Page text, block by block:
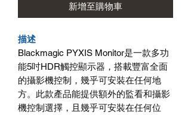
新增至購物車
描述
Blackmagic PYXIS Monitor是一款多功
能5吋HDR觸控顯示器，搭載豐富全面
的攝影機控制，幾乎可安裝在任何地
方。此款產品能提供額外的監看和攝影
機控制選擇，且幾乎可安裝在任何位